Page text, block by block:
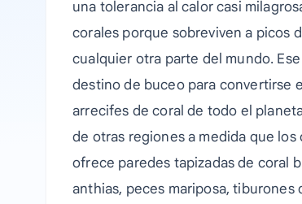
una tolerancia al calor casi
corales porque sobreviven a picos
cualquier otra parte del mundo.
destino de buceo para convertirse
arrecifes de coral de todo el
de otras regiones a medida que
ofrece paredes tapizadas de coral
anthias, peces mariposa,